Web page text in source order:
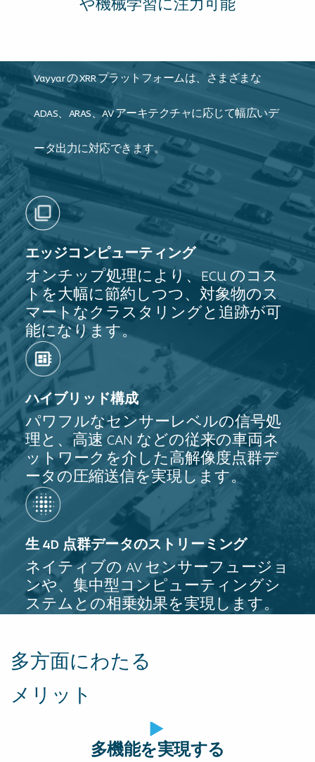
や機械学習に注力可能
Vayyar の XRR プラットフォームは、さまざまな
ADAS、ARAS、AV アーキテクチャに応じて幅広いデ
ータ出力に対応できます。
エッジコンピューティング
オンチップ処理により、ECU のコス
トを大幅に節約しつつ、対象物のス
マートなクラスタリングと追跡が可
能になります。
ハイブリッド構成
パワフルなセンサーレベルの信号処
理と、高速 CAN などの従来の車両ネ
ットワークを介した高解像度点群デ
ータの圧縮送信を実現します。
生 4D 点群データのストリーミング
ネイティブの AV センサーフュージョ
ンや、集中型コンピューティングシ
ステムとの相乗効果を実現します。
多方面にわたる
メリット
多機能を実現する